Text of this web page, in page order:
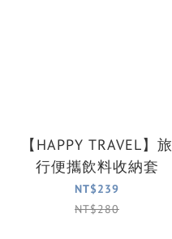
【HAPPY TRAVEL】旅
行便攜飲料收納套
NT$239
NT$280